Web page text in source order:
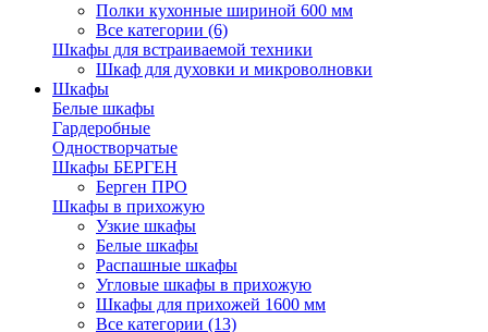
Полки кухонные шириной 600 мм
Все категории (6)
Шкафы для встраиваемой техники
Шкаф для духовки и микроволновки
Шкафы
Белые шкафы
Гардеробные
Одностворчатые
Шкафы БЕРГЕН
Берген ПРО
Шкафы в прихожую
Узкие шкафы
Белые шкафы
Распашные шкафы
Угловые шкафы в прихожую
Шкафы для прихожей 1600 мм
Все категории (13)